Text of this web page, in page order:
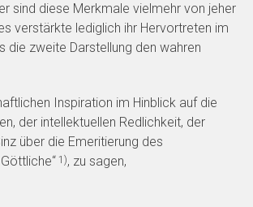
sind diese Merkmale vielmehr von jeher
verstärkte lediglich ihr Hervortreten im
die zweite Darstellung den wahren
Inspiration im Hinblick auf die
der intellektuellen Redlichkeit, der
über die Emeritierung des
1), zu sagen,